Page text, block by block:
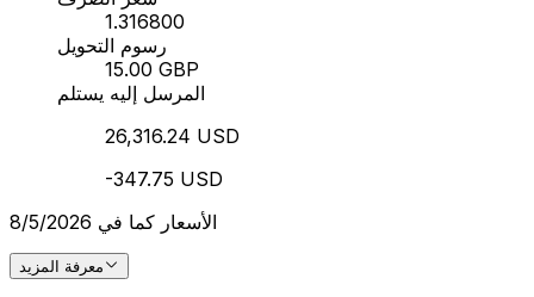
1.316800
رسوم التحويل
15.00 GBP
المرسل إليه يستلم
26,316.24 USD
-347.75 USD
الأسعار كما في 8/5/2026
معرفة المزيد